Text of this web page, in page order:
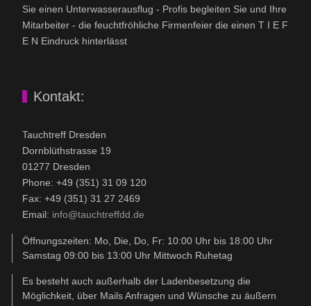
Sie einen Unterwasserausflug - Profis begleiten Sie und Ihre
Mitarbeiter - die feuchtfröhliche Firmenfeier die einen T I E F
E N Eindruck hinterlässt
Kontakt:
Tauchtreff Dresden
Dorn­blüth­strasse 19
01277 Dres­den
Phone: +49 (351) 31 09 120
Fax: +49 (351) 31 27 2469
Email: info@tauchtreffdd.de
Öffnungszeiten: Mo, Die, Do, Fr: 10:00 Uhr bis 18:00 Uhr
Samstag 09:00 bis 13:00 Uhr Mittwoch Ruhetag
Es besteht auch außerhalb der Ladenbesetzung die
Möglichkeit, über Mails Anfragen und Wünsche zu äußern